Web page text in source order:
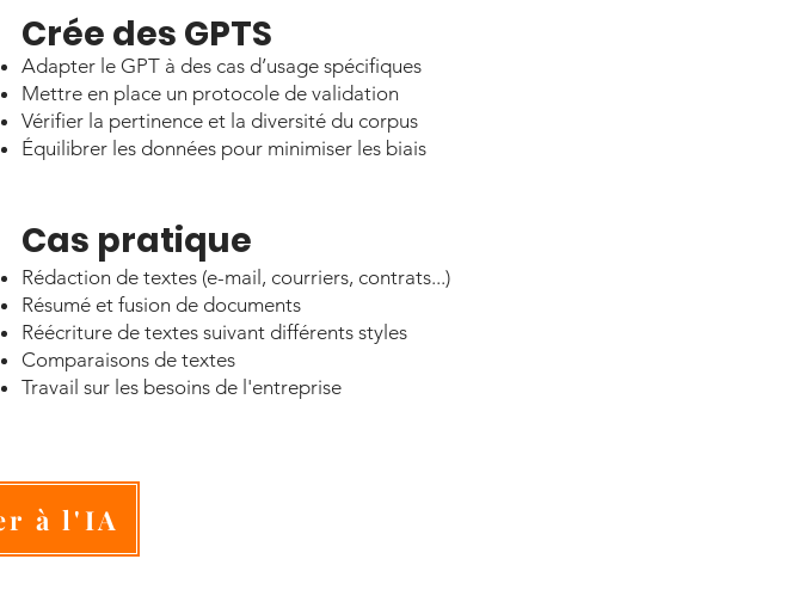
Crée des GPTS
Adapter le GPT à des cas d’usage spécifiques
Mettre en place un protocole de validation
Vérifier la pertinence et la diversité du corpus
Équilibrer les données pour minimiser les biais
Cas pratique
​Rédaction de textes (e-mail, courriers, contrats...)
Résumé et fusion de documents
Réécriture de textes suivant différents styles
Comparaisons de textes
Travail sur les besoins de l'entreprise
à l'IA